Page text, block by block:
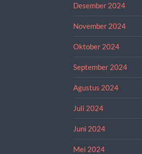
Desember 2024
November 2024
Oktober 2024
September 2024
Agustus 2024
Juli 2024
Juni 2024
Mei 2024